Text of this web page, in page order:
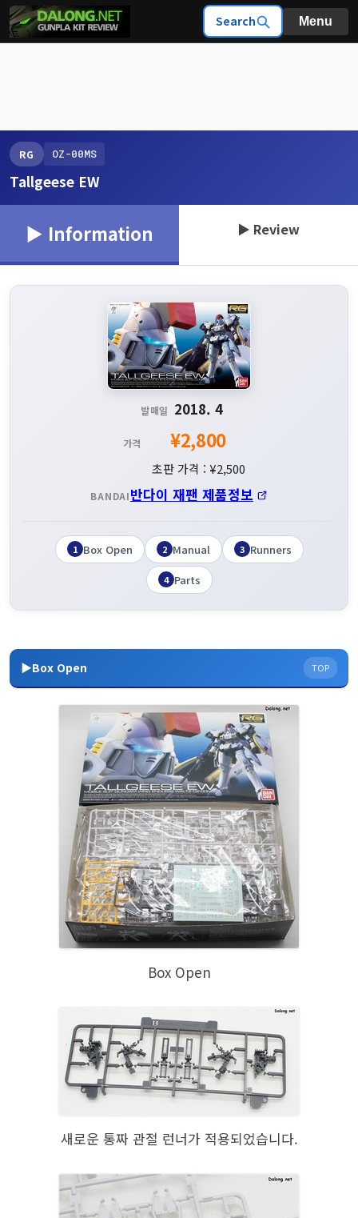
Search Menu
RG OZ-00MS
Tallgeese EW
▶ Information ▶ Review
발매일 2018. 4
가격 ¥2,800
초판 가격 : ¥2,500
BANDAI반다이 재팬 제품정보
1 Box Open 2 Manual 3 Runners
4 Parts
▶Box Open TOP
Box Open
새로운 통짜 관절 런너가 적용되었습니다.